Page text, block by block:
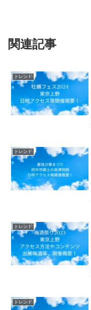
関連記事
トレンド
トレンド
トレンド
トレンド